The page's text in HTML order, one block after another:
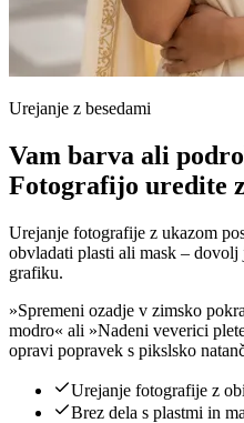
Urejanje z besedami
Vam barva ali
Fotografijo uredite
Urejanje fotografije z ukazom
obvladati plasti ali mask – dovolj
grafiku.
»Spremeni ozadje v zimsko
modro« ali »Nadeni veverici
opravi popravek s pikslsko
Urejanje fotografije z
Brez dela s plastmi in